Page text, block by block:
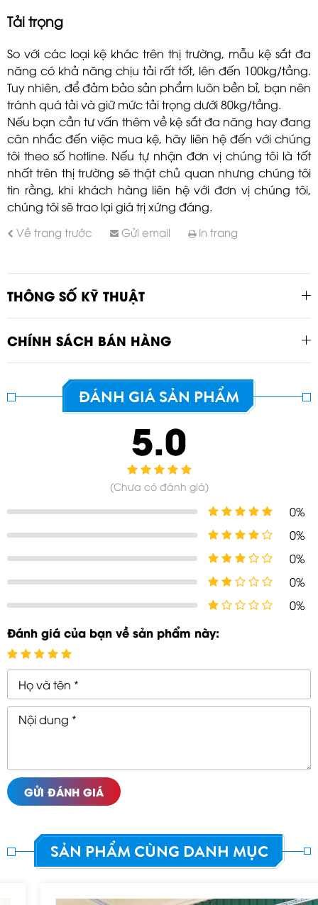
Tải trọng
So với các loại kệ khác trên thị trường, mẫu kệ sắt đa
năng có khả năng chịu tải rất tốt, lên đến 100kg/tầng.
Tuy nhiên, để đảm bảo sản phẩm luôn bền bỉ, bạn nên
tránh quá tải và giữ mức tải trọng dưới 80kg/tầng.
Nếu bạn cần tư vấn thêm về kệ sắt đa năng hay đang
cân nhắc đến việc mua kệ, hãy liên hệ đến với chúng
tôi theo số hotline. Nếu tự nhận đơn vị chúng tôi là tốt
nhất trên thị trường sẽ thật chủ quan nhưng chúng tôi
tin rằng, khi khách hàng liên hệ với đơn vị chúng tôi,
chúng tôi sẽ trao lại giá trị xứng đáng.
Về trang trước Gửi email In trang
THÔNG SỐ KỸ THUẬT
CHÍNH SÁCH BÁN HÀNG
ĐÁNH GIÁ SẢN PHẨM
5.0
(Chưa có đánh giá)
0%
0%
0%
0%
0%
Đánh giá của bạn về sản phẩm này:
GỬI ĐÁNH GIÁ
SẢN PHẨM CÙNG DANH MỤC
GỬI THÔNG TIN ĐỂ CHÚNG TÔI TƯ
VẤN CHO BẠN
GỬI TƯ VẤN